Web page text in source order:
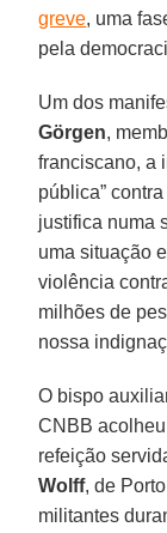
greve, uma
pela
Um dos
Görgen,
franciscano, a
pública” contra
justifica numa
uma situação
violência
milhões de
nossa
O bispo
CNBB
refeição
Wolff, de
militantes